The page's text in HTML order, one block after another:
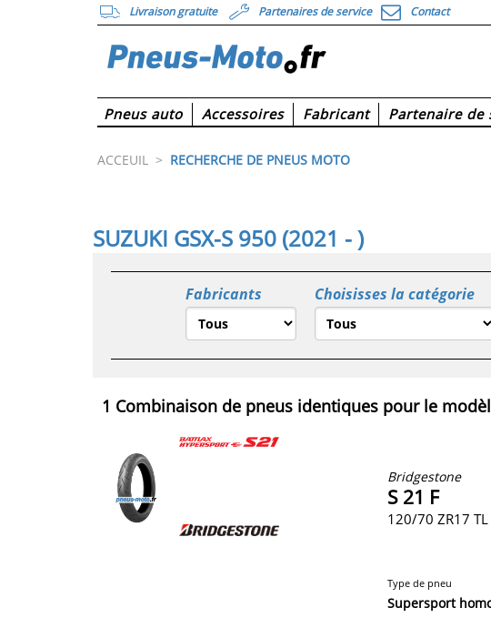
Livraison gratuite Partenaires de service Contact
Pneus auto Accessoires Fabricant Partenaire de
ACCEUIL > RECHERCHE DE PNEUS MOTO
SUZUKI GSX-S 950 (2021 - )
Fabricants Choisisses la catégorie
1 Combinaison de pneus identiques pour le
Bridgestone
S 21 F
120/70 ZR17
Type de pneu
Supersport